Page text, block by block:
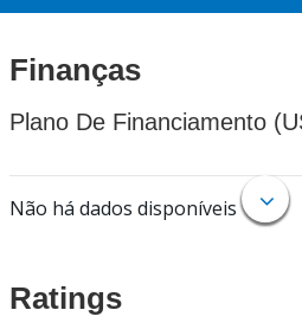
Finanças
Plano De Financiamento
Não há dados disponíveis
Ratings